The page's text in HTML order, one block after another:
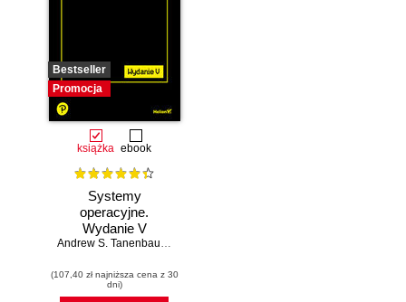
Bestseller
Promocja
książka ebook
Systemy
operacyjne.
Wydanie V
Andrew S. Tanenbaum,
(107,40 zł najniższa cena z 30
dni)